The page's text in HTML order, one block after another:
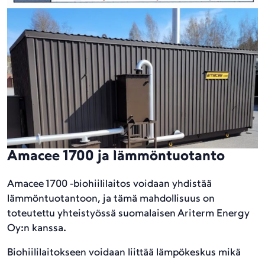
Amacee 1700 ja lämmöntuotanto
Amacee 1700 -biohiililaitos voidaan yhdistää
lämmöntuotantoon, ja tämä mahdollisuus on
toteutettu yhteistyössä suomalaisen Ariterm Energy
Oy:n kanssa.
Biohiililaitokseen voidaan liittää lämpökeskus mikä